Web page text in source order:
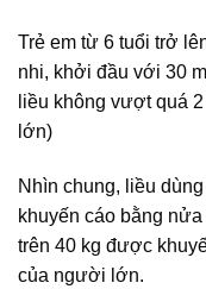
Trẻ em từ 6 tuổi trở
nhi, khởi đầu với 30
liều không vượt quá
lớn)
Nhìn chung, liều
khuyến cáo bằng
trên 40 kg được
của người lớn.